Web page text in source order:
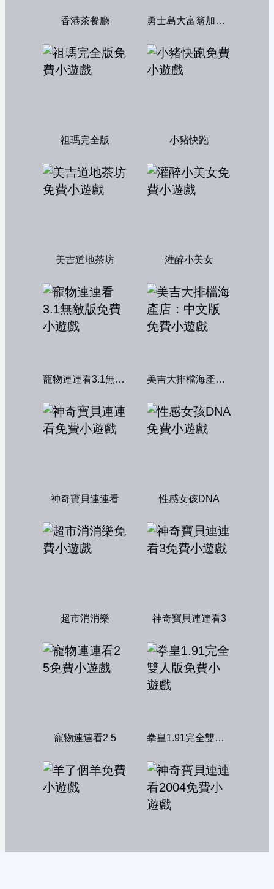
香港茶餐廳 勇士島大富翁加強版
祖瑪完全版 小豬快跑
美吉道地茶坊 灌醉小美女
寵物連連看3.1無敵版 美吉大排檔海產店：中文版
神奇寶貝連連看 性感女孩DNA
超市消消樂 神奇寶貝連連看3
寵物連連看2 5 拳皇1.91完全雙人版